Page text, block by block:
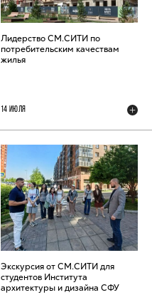
Лидерство СМ.СИТИ по
потребительским качествам
жилья
14 ИЮЛЯ
Экскурсия от СМ.СИТИ для
студентов Института
архитектуры и дизайна СФУ